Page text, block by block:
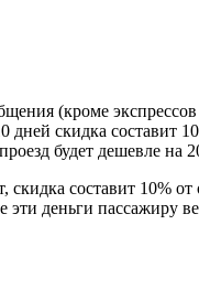
(кроме
скидка составит
будет дешевле на
составит 10%
эти деньги пассажиру